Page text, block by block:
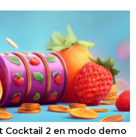
Cocktail 2 en modo demo